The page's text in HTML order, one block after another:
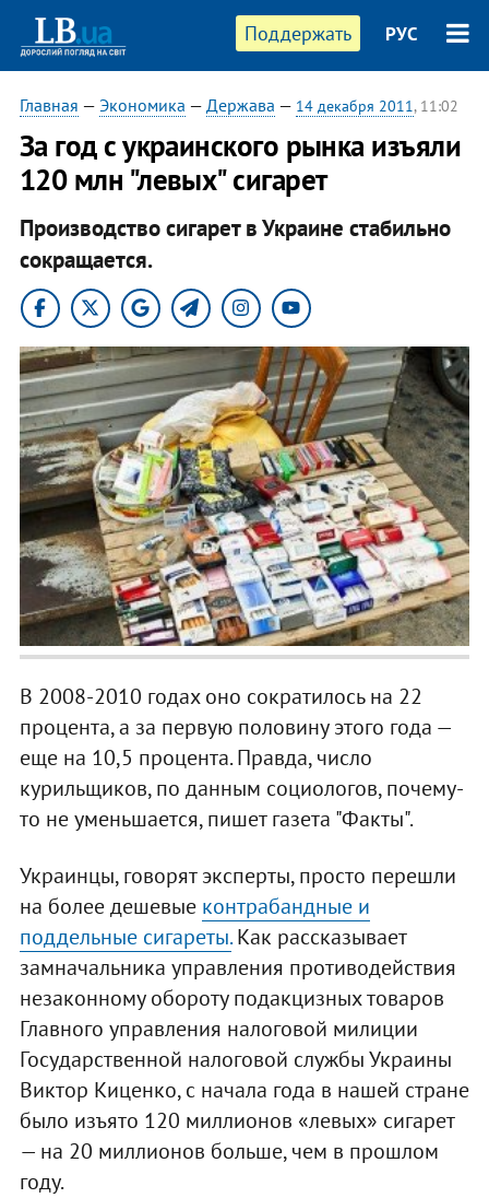
Поддержать РУС
Главная — Экономика — Держава — 14 декабря 2011, 11:02
За год с украинского рынка изъяли
120 млн "левых" сигарет
Производство сигарет в Украине стабильно
сокращается.
В 2008-2010 годах оно сократилось на 22
процента, а за первую половину этого года —
еще на 10,5 процента. Правда, число
курильщиков, по данным социологов, почему-
то не уменьшается, пишет газета "Факты".
Украинцы, говорят эксперты, просто перешли
на более дешевые контрабандные и
поддельные сигареты.Как рассказывает
замначальника управления противодействия
незаконному обороту подакцизных товаров
Главного управления налоговой милиции
Государственной налоговой службы Украины
Виктор Киценко, с начала года в нашей стране
было изъято 120 миллионов «левых» сигарет
— на 20 миллионов больше, чем в прошлом
году.